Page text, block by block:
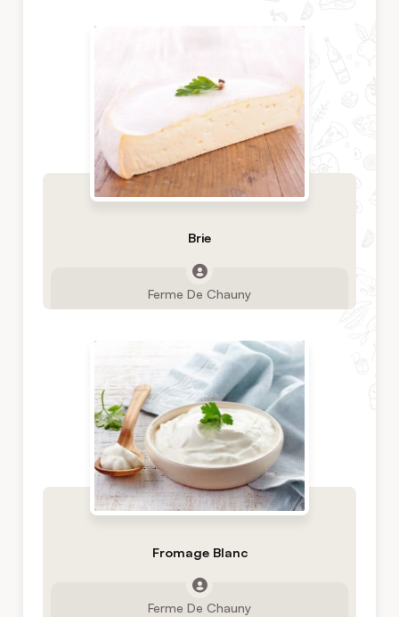
Brie
Ferme De Chauny
Fromage Blanc
Ferme De Chauny